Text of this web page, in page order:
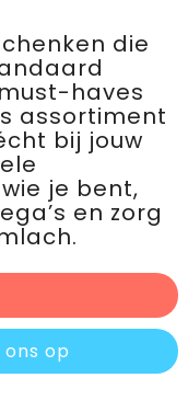
die
haves
assortiment
bij jouw
je bent,
en zorg
op